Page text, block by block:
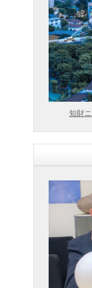
知財